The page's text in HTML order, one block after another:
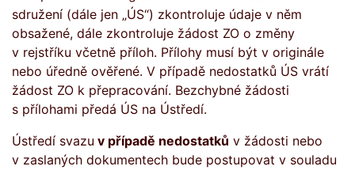
sdružení (dále jen „ÚS“) zkontroluje údaje v něm
obsažené, dále zkontroluje žádost ZO o změny
v rejstříku včetně příloh. Přílohy musí být v originále
nebo úředně ověřené. V případě nedostatků ÚS vrátí
žádost ZO k přepracování. Bezchybné žádosti
s přílohami předá ÚS na Ústředí.
Ústředí svazu v případě nedostatků v žádosti nebo
v zaslaných dokumentech bude postupovat v souladu